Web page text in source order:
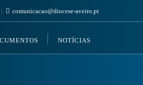
comunicacao@diocese-aveiro.pt
NOTÍCIAS